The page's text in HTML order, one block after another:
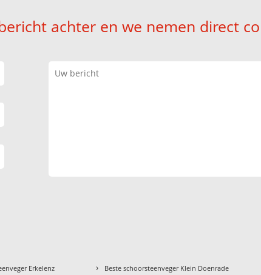
achter en we nemen direct
Erkelenz › Beste schoorsteenveger Klein Doenrade